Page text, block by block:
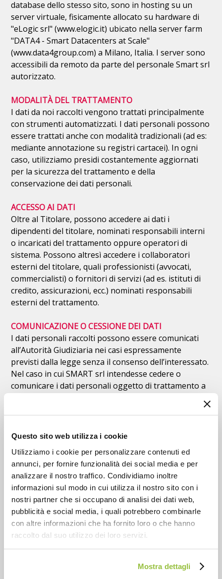
Questo sito web utilizza i cookie
Utilizziamo i cookie per personalizzare contenuti ed
annunci, per fornire funzionalità dei social media e per
analizzare il nostro traffico. Condividiamo inoltre
informazioni sul modo in cui utilizza il nostro sito con i
nostri partner che si occupano di analisi dei dati web,
pubblicità e social media, i quali potrebbero combinarle
con altre informazioni che ha fornito loro o che hanno
raccolto dal suo utilizzo dei loro servizi.
Mostra dettagli
database dello stesso sito, sono in hosting su un
server virtuale, fisicamente allocato su hardware di
"eLogic srl" (www.elogic.it) ubicato nella server farm
"DATA4 - Smart Datacenters at Scale"
(www.data4group.com) a Milano, Italia. I server sono
accessibili da remoto da parte del personale Smart srl
autorizzato.
MODALITÀ DEL TRATTAMENTO
I dati da noi raccolti vengono trattati principalmente
con strumenti automatizzati. I dati personali possono
essere trattati anche con modalità tradizionali (ad es:
mediante annotazione su registri cartacei). In ogni
caso, utilizziamo presidi costantemente aggiornati
per la sicurezza del trattamento e della
conservazione dei dati personali.
ACCESSO AI DATI
Oltre al Titolare, possono accedere ai dati i
dipendenti del titolare, nominati responsabili interni
o incaricati del trattamento oppure operatori di
sistema. Possono altresì accedere i collaboratori
esterni del titolare, quali professionisti (avvocati,
commercialisti) o fornitori di servizi (ad es. istituti di
credito, assicurazioni, ecc.) nominati responsabili
esterni del trattamento.
COMUNICAZIONE O CESSIONE DEI DATI
I dati personali raccolti possono essere comunicati
all’Autorità Giudiziaria nei casi espressamente
previsti dalla legge senza il consenso dell’interessato.
Nel caso in cui SMART srl intendesse cedere o
comunicare i dati personali oggetto di trattamento a
consenso esplicito e specifico.
non vengono ceduti né comunicati a terzi.
DIRITTI DELL’INTERESSATO
Ai sensi dell’articolo 15 del Regolamento EU 679/2016,
l’interessato ha diritto di ottenere la conferma
dell’esistenza o meno di dati che lo riguardano,
ottenere l’indicazione dell’origine e delle finalità e
modalità del trattamento, l’aggiornamento, la
rettificazione, l’integrazione dei dati, la cancellazione